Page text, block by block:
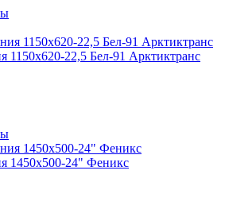
1150х620-22,5 Бел-91 Арктиктранс
1450х500-24" Феникс